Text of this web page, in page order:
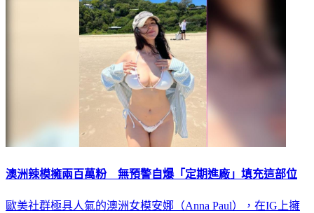
澳洲辣模擁兩百萬粉 無預警自爆「定期進廠」填充這部位
歐美社群極具人氣的澳洲女模安娜（Anna Paul），在IG上擁